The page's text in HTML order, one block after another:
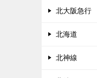
北大阪急行
北海道
北神線